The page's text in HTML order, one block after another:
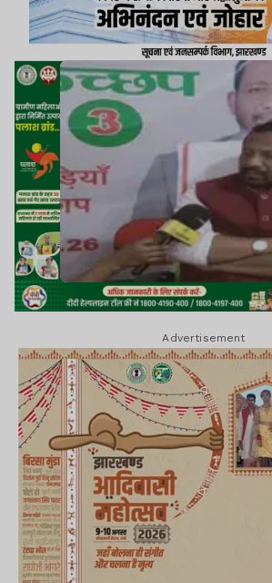
Advertisement